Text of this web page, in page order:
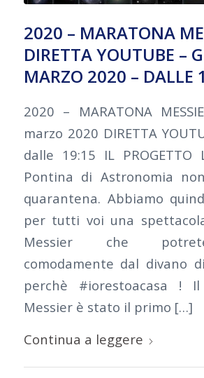
2020 – MARATONA
DIRETTA YOUTUBE –
MARZO 2020 – DALLE
2020 – MARATONA
marzo 2020 DIRETTA
dalle 19:15 IL PROGETTO
Pontina di Astronomia
quarantena. Abbiamo
per tutti voi una
Messier che
comodamente dal divano
perchè #iorestoacasa !
Messier è stato il primo […]
Continua a leggere